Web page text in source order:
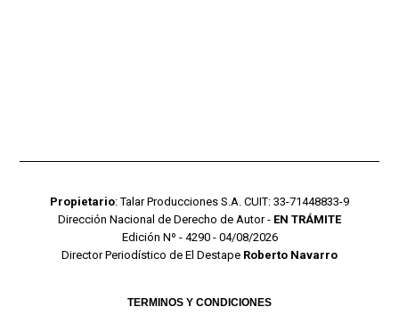
Propietario: Talar Producciones S.A. CUIT: 33-71448833-9
Dirección Nacional de Derecho de Autor - EN TRÁMITE
Edición Nº - 4290 - 04/08/2026
Director Periodístico de El Destape Roberto Navarro
TERMINOS Y CONDICIONES